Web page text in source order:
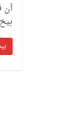
بیخ